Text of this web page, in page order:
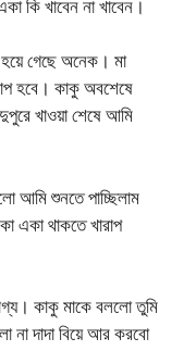
কি খাবেন না খাবেন।
গেছে অনেক। মা
হবে। কাকু অবশেষে
খাওয়া শেষে আমি
আমি শুনতে পাচ্ছিলাম
একা থাকতে খারাপ
কাকু মাকে বললো তুমি
না দাদা বিয়ে আর করবো